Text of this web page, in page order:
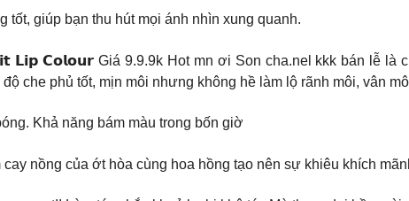
giúp bạn thu hút mọi ánh nhìn xung quanh.
𝗖𝗼𝗹𝗼𝘂𝗿 Giá 9.9.9k Hot mn ơi Son cha.nel kkk bán lễ là
che phủ tốt, mịn môi nhưng không hề làm lộ rãnh môi, vân
Khả năng bám màu trong bốn giờ
nồng của ớt hòa cùng hoa hồng tạo nên sự khiêu khích